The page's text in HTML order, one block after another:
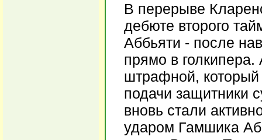
В перерыве
дебюте второго
Аббьяти - после
прямо в
штрафной,
подачи защитники
вновь стали
ударом Гамшика